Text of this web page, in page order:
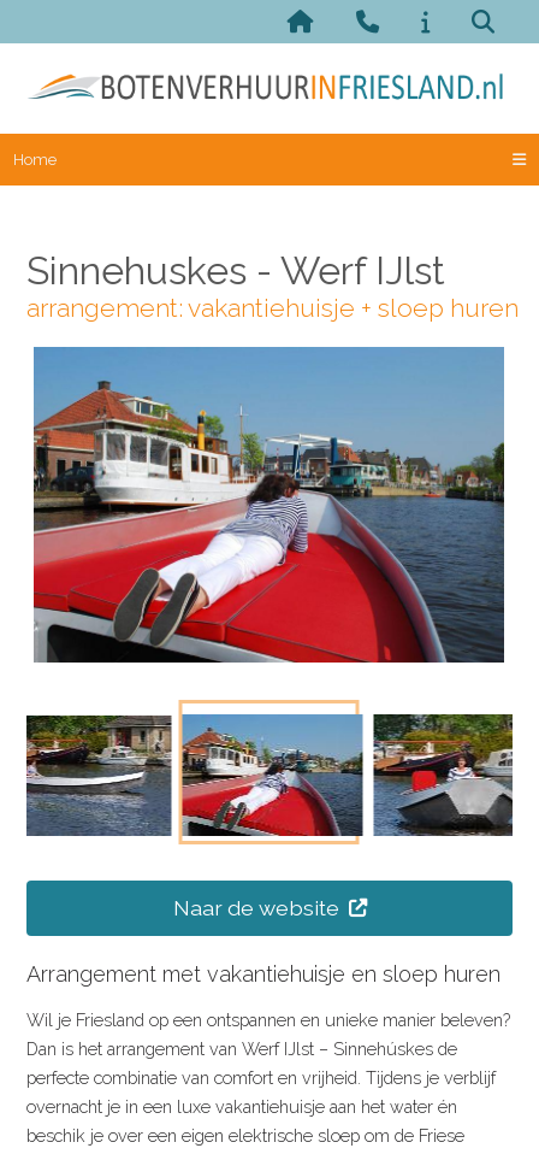
Home
Sinnehuskes - Werf IJlst
arrangement: vakantiehuisje + sloep huren
Naar de website
Arrangement met vakantiehuisje en sloep huren
Wil je Friesland op een ontspannen en unieke manier beleven?
Dan is het arrangement van Werf IJlst – Sinnehúskes de
perfecte combinatie van comfort en vrijheid. Tijdens je verblijf
overnacht je in een luxe vakantiehuisje aan het water én
beschik je over een eigen elektrische sloep om de Friese